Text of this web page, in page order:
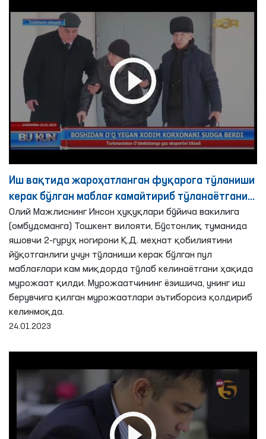
Иш вақтида жароҳатланган фуқарога тўланиши
керак бўлган маблағ камайтириб тўланаётгани
аниқланди - Омбудсман
Олий Мажлиснинг Инсон ҳуқуқлари бўйича вакилига
(омбудсманга) Тошкент вилояти, Бўстонлиқ туманида
яшовчи 2-гуруҳ ногирони Қ.Д. меҳнат қобилиятини
йўқотганлиги учун тўланиши керак бўлган пул
маблағлари кам миқдорда тўлаб келинаётгани ҳақида
мурожаат қилди. Мурожаатчининг ёзишича, унинг иш
берувчига қилган мурожаатлари эътиборсиз қолдириб
келинмоқда.
24.01.2023